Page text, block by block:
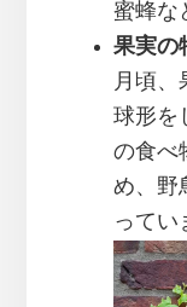
蜜蜂な
果実の
月頃、
球形を
の食べ
め、野
ってい